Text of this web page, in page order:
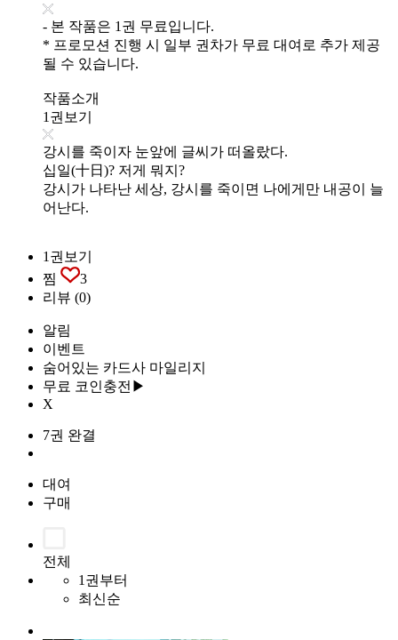
- 본 작품은 1권 무료입니다.
* 프로모션 진행 시 일부 권차가 무료 대여로 추가 제공
될 수 있습니다.
작품소개
1권보기
강시를 죽이자 눈앞에 글씨가 떠올랐다.
십일(十日)? 저게 뭐지?
강시가 나타난 세상, 강시를 죽이면 나에게만 내공이 늘
어난다.
1권보기
찜
3
리뷰 (0)
알림
이벤트
숨어있는 카드사 마일리지
무료 코인충전▶
X
7권 완결
대여
구매
전체
1권부터
최신순